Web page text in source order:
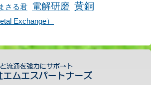
さる君 電解研磨 黄銅
Exchange）